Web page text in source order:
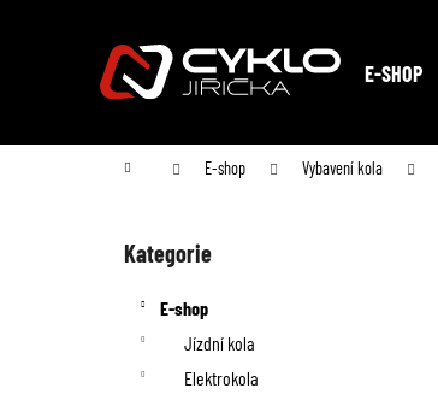
E-SHOP
Domů E-shop Vybavení kola
Přeskočit
Kategorie
E-shop
Jízdní kola
Elektrokola
Zpět
Zpět